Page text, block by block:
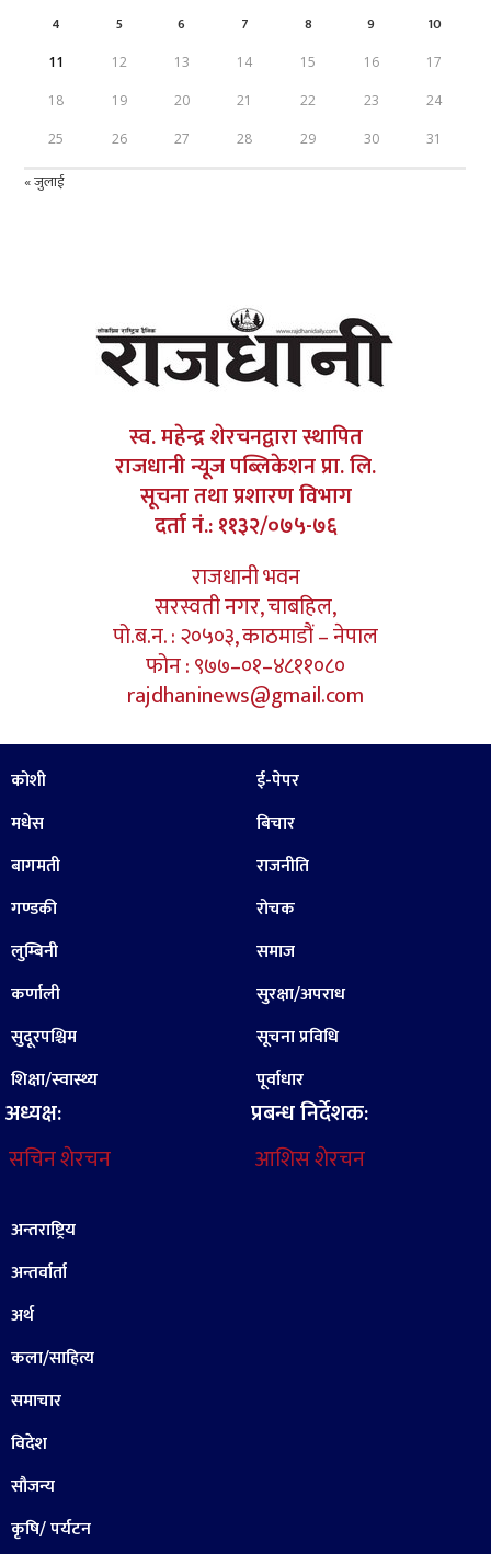
4
5 6 7 8 9 10
11 12 13 14 15 16 17
18 19 20 21 22 23 24
25 26 27 28 29 30 31
« जुलाई
स्व. महेन्द्र शेरचनद्वारा स्थापित
राजधानी न्यूज पब्लिकेशन प्रा. लि.
सूचना तथा प्रशारण विभाग
दर्ता नं.: ११३२/०७५-७६
राजधानी भवन
सरस्वती नगर, चाबहिल,
पो.ब.न. : २०५०३, काठमाडौं – नेपाल
फोन : ९७७–०१–४८११०८०
rajdhaninews@gmail.com
कोशी
मधेस
बागमती
गण्डकी
लुम्बिनी
कर्णाली
सुदूरपश्चिम
शिक्षा/स्वास्थ्य
अध्यक्ष:
सचिन शेरचन
ई-पेपर
बिचार
राजनीति
रोचक
समाज
सुरक्षा/अपराध
सूचना प्रविधि
पूर्वाधार
प्रबन्ध निर्देशक:
आशिस शेरचन
अन्तराष्ट्रिय
अन्तर्वार्ता
अर्थ
कला/साहित्य
समाचार
विदेश
सौजन्य
कृषि/ पर्यटन